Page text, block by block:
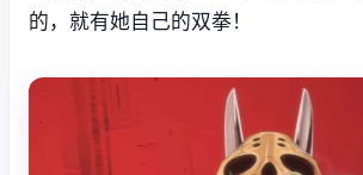
的，就有她自己的双拳！